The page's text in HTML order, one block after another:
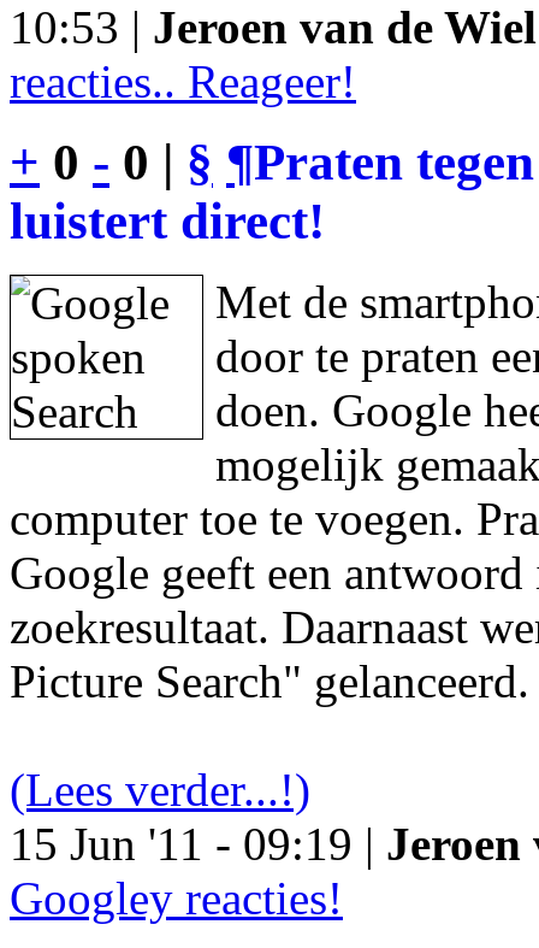
10:53 | Jeroen van de Wiel
reacties.. Reageer!
+ 0 - 0 | § ¶Praten
luistert direct!
Met de
door te praten
doen. Google
mogelijk
computer toe te voegen.
Google geeft een
zoekresultaat. Daarnaast
Picture Search" gelanceerd.
(Lees verder...!)
15 Jun '11 - 09:19 | Jeroen
Googley reacties!